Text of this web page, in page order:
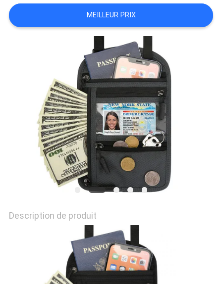
PRIVACY
MEILLEUR PRIX
Description de produit